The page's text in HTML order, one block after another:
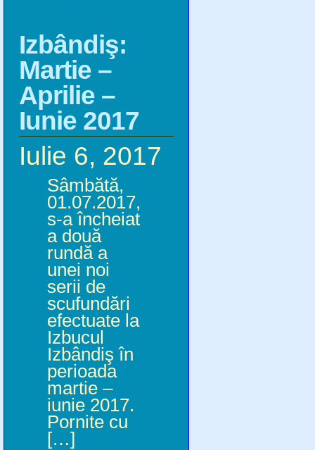
Izbândiş:
Martie –
Aprilie –
Iunie 2017
Iulie 6, 2017
Sâmbătă,
01.07.2017,
s-a încheiat
a două
rundă a
unei noi
serii de
scufundări
efectuate la
Izbucul
Izbândiş în
perioada
martie –
iunie 2017.
Pornite cu
[…]